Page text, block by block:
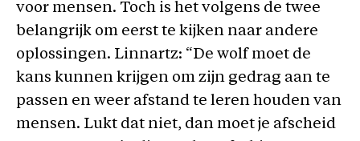
voor mensen. Toch is het volgens de twee
belangrijk om eerst te kijken naar andere
oplossingen. Linnartz: “De wolf moet de
kans kunnen krijgen om zijn gedrag aan te
passen en weer afstand te leren houden van
mensen. Lukt dat niet, dan moet je afscheid